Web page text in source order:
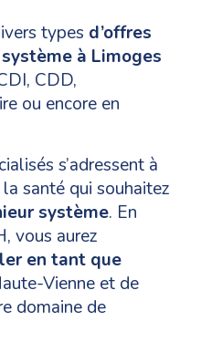
types d’offres
à Limoges
CDD,
ou encore en
s’adressent à
santé qui souhaitez
système. En
vous aurez
en tant que
Vienne et de
domaine de